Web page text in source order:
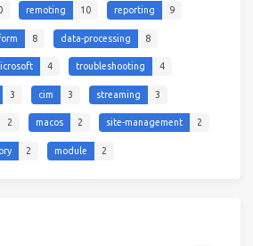
remoting 10 reporting 9
8 data-processing 8
4 troubleshooting 4
3 cim 3 streaming 3
2 macos 2 site-management 2
2 module 2